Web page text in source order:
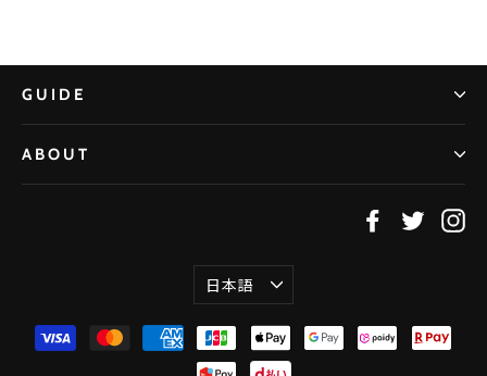
GUIDE
ABOUT
Facebook
Twitter
言
語
日本語